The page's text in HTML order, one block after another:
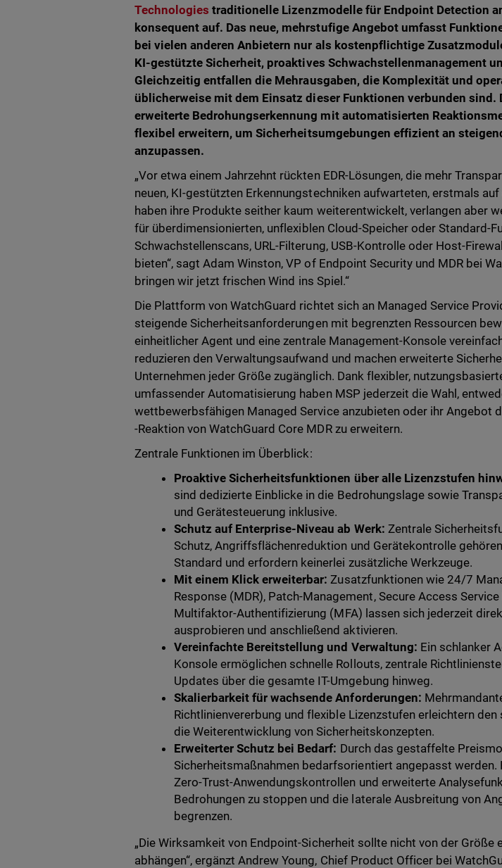
Technologies traditionelle Lizenzmodelle für Endpoint Detection
konsequent auf. Das neue, mehrstufige Angebot umfasst
bei vielen anderen Anbietern nur als kostenpflichtige
KI-gestützte Sicherheit, proaktives Schwachstellenmanagement
Gleichzeitig entfallen die Mehrausgaben, die Komplexität und
üblicherweise mit dem Einsatz dieser Funktionen verbunden sind.
erweiterte Bedrohungserkennung mit automatisierten
flexibel erweitern, um Sicherheitsumgebungen effizient an
anzupassen.
„Vor etwa einem Jahrzehnt rückten EDR-Lösungen, die mehr
neuen, KI-gestützten Erkennungstechniken aufwarteten, erstmals
haben ihre Produkte seither kaum weiterentwickelt, verlangen aber
für überdimensionierten, unflexiblen Cloud-Speicher oder Standard-
Schwachstellenscans, URL-Filterung, USB-Kontrolle oder Host-
bieten“, sagt Adam Winston, VP of Endpoint Security und MDR bei
bringen wir jetzt frischen Wind ins Spiel.“
Die Plattform von WatchGuard richtet sich an Managed Service
steigende Sicherheitsanforderungen mit begrenzten Ressourcen
einheitlicher Agent und eine zentrale Management-Konsole
reduzieren den Verwaltungsaufwand und machen erweiterte
Unternehmen jeder Größe zugänglich. Dank flexibler,
umfassender Automatisierung haben MSP jederzeit die Wahl,
wettbewerbsfähigen Managed Service anzubieten oder ihr Angebot
-Reaktion von WatchGuard Core MDR zu erweitern.
Zentrale Funktionen im Überblick:
Proaktive Sicherheitsfunktionen über alle Lizenzstufen
sind dedizierte Einblicke in die Bedrohungslage sowie
und Gerätesteuerung inklusive.
Schutz auf Enterprise-Niveau ab Werk: Zentrale
Schutz, Angriffsflächenreduktion und Gerätekontrolle
Standard und erfordern keinerlei zusätzliche Werkzeuge.
Mit einem Klick erweiterbar: Zusatzfunktionen wie 24/7
Response (MDR), Patch-Management, Secure Access
Multifaktor-Authentifizierung (MFA) lassen sich jederzeit
ausprobieren und anschließend aktivieren.
Vereinfachte Bereitstellung und Verwaltung: Ein schlanker
Konsole ermöglichen schnelle Rollouts, zentrale
Updates über die gesamte IT-Umgebung hinweg.
Skalierbarkeit für wachsende Anforderungen:
Richtlinienvererbung und flexible Lizenzstufen erleichtern
die Weiterentwicklung von Sicherheitskonzepten.
Erweiterter Schutz bei Bedarf: Durch das gestaffelte
Sicherheitsmaßnahmen bedarfsorientiert angepasst werden.
Zero-Trust-Anwendungskontrollen und erweiterte
Bedrohungen zu stoppen und die laterale Ausbreitung von
begrenzen.
„Die Wirksamkeit von Endpoint-Sicherheit sollte nicht von der Größe
abhängen“, ergänzt Andrew Young, Chief Product Officer bei